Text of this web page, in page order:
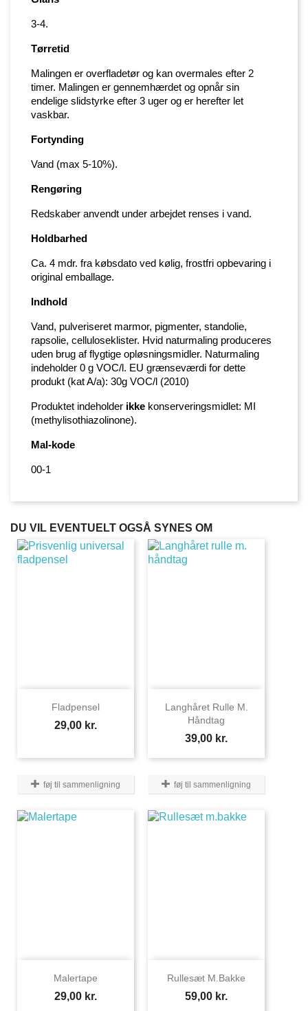
3-4.
Tørretid
Malingen er overfladetør og kan overmales efter 2
timer. Malingen er gennemhærdet og opnår sin
endelige slidstyrke efter 3 uger og er herefter let
vaskbar.
Fortynding
Vand (max 5-10%).
Rengøring
Redskaber anvendt under arbejdet renses i vand.
Holdbarhed
Ca. 4 mdr. fra købsdato ved kølig, frostfri opbevaring i
original emballage.
Indhold
Vand, pulveriseret marmor, pigmenter, standolie,
rapsolie, celluloseklister. Hvid naturmaling produceres
uden brug af flygtige opløsningsmidler. Naturmaling
indeholder 0 g VOC/l. EU grænseværdi for dette
produkt (kat A/a): 30g VOC/l (2010)
Produktet indeholder ikke konserveringsmidlet: MI
(methylisothiazolinone).
Mal-kode
00-1
DU VIL EVENTUELT OGSÅ SYNES OM
Fladpensel
Pris
29,00 kr.
føj til sammenligning
Langhåret Rulle M.
Håndtag
Pris
39,00 kr.
føj til sammenligning
Malertape
Pris
29,00 kr.
Rullesæt M.bakke
Pris
59,00 kr.